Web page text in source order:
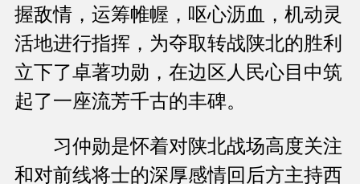
握敌情，运筹帷幄，呕心沥血，机动灵
活地进行指挥，为夺取转战陕北的胜利
立下了卓著功勋，在边区人民心目中筑
起了一座流芳千古的丰碑。
习仲勋是怀着对陕北战场高度关注
和对前线将士的深厚感情回后方主持西